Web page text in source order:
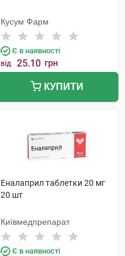
Кусум Фарм
Є в наявності
від 25.10 грн
КУПИТИ
Еналаприл таблетки 20 мг
20 шт
Київмедпрепарат
Є в наявності